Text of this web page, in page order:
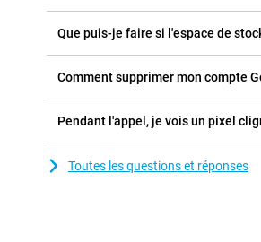
Que puis-je faire si l'espace de
Comment supprimer mon compte
Pendant l'appel, je vois un pixel
Toutes les questions et réponses